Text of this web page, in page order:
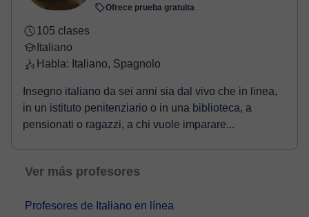
Ofrece prueba gratuita
105 clases
Italiano
Habla: Italiano, Spagnolo
Insegno italiano da sei anni sia dal vivo che in linea,
in un istituto penitenziario o in una biblioteca, a
pensionati o ragazzi, a chi vuole imparare...
Ver más profesores
Profesores de Italiano en línea